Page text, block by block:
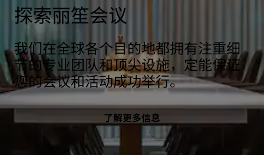
探索丽笙会议
我们在全球各个目的地都拥有注重细
节的专业团队和顶尖设施，定能保证
您的会议和活动成功举行。
了解更多信息